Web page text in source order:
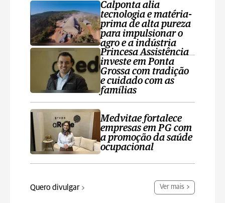
Calponta alia
tecnologia e matéria-
prima de alta pureza
para impulsionar o
agro e a indústria
Princesa Assistência
investe em Ponta
Grossa com tradição
e cuidado com as
famílias
Medvitae fortalece
empresas em PG com
a promoção da saúde
ocupacional
Quero divulgar Ver mais